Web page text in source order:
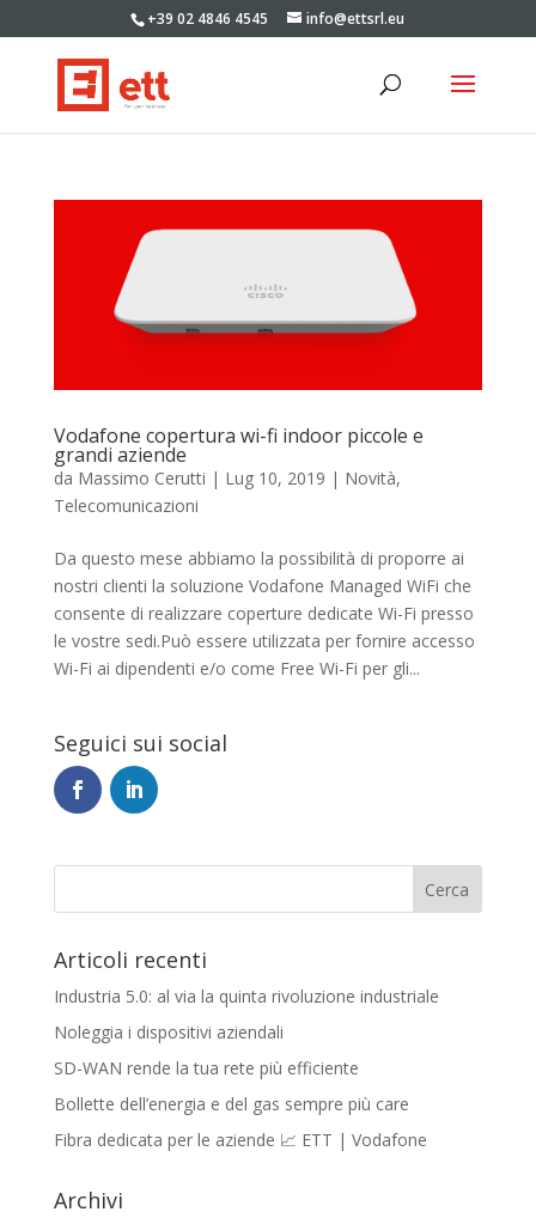
+39 02 4846 4545 info@ettsrl.eu
Vodafone copertura wi-fi indoor piccole e
grandi aziende
da Massimo Cerutti | Lug 10, 2019 | Novità,
Telecomunicazioni
Da questo mese abbiamo la possibilità di proporre ai
nostri clienti la soluzione Vodafone Managed WiFi che
consente di realizzare coperture dedicate Wi-Fi presso
le vostre sedi.Può essere utilizzata per fornire accesso
Wi-Fi ai dipendenti e/o come Free Wi-Fi per gli...
Seguici sui social
Articoli recenti
Industria 5.0: al via la quinta rivoluzione industriale
Noleggia i dispositivi aziendali
SD-WAN rende la tua rete più efficiente
Bollette dell’energia e del gas sempre più care
Fibra dedicata per le aziende 📈 ETT | Vodafone
Archivi